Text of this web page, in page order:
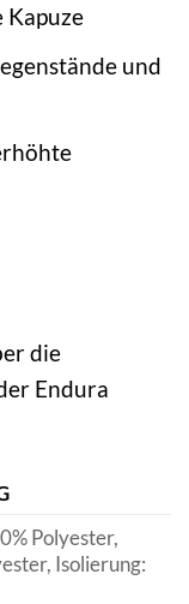
Kapuze
und
die
Endura
Polyester,
Isolierung: